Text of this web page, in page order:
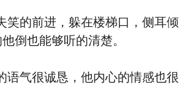
前进，躲在楼梯口，侧耳倾
倒也能够听的清楚。
很诚恳，他内心的情感也很